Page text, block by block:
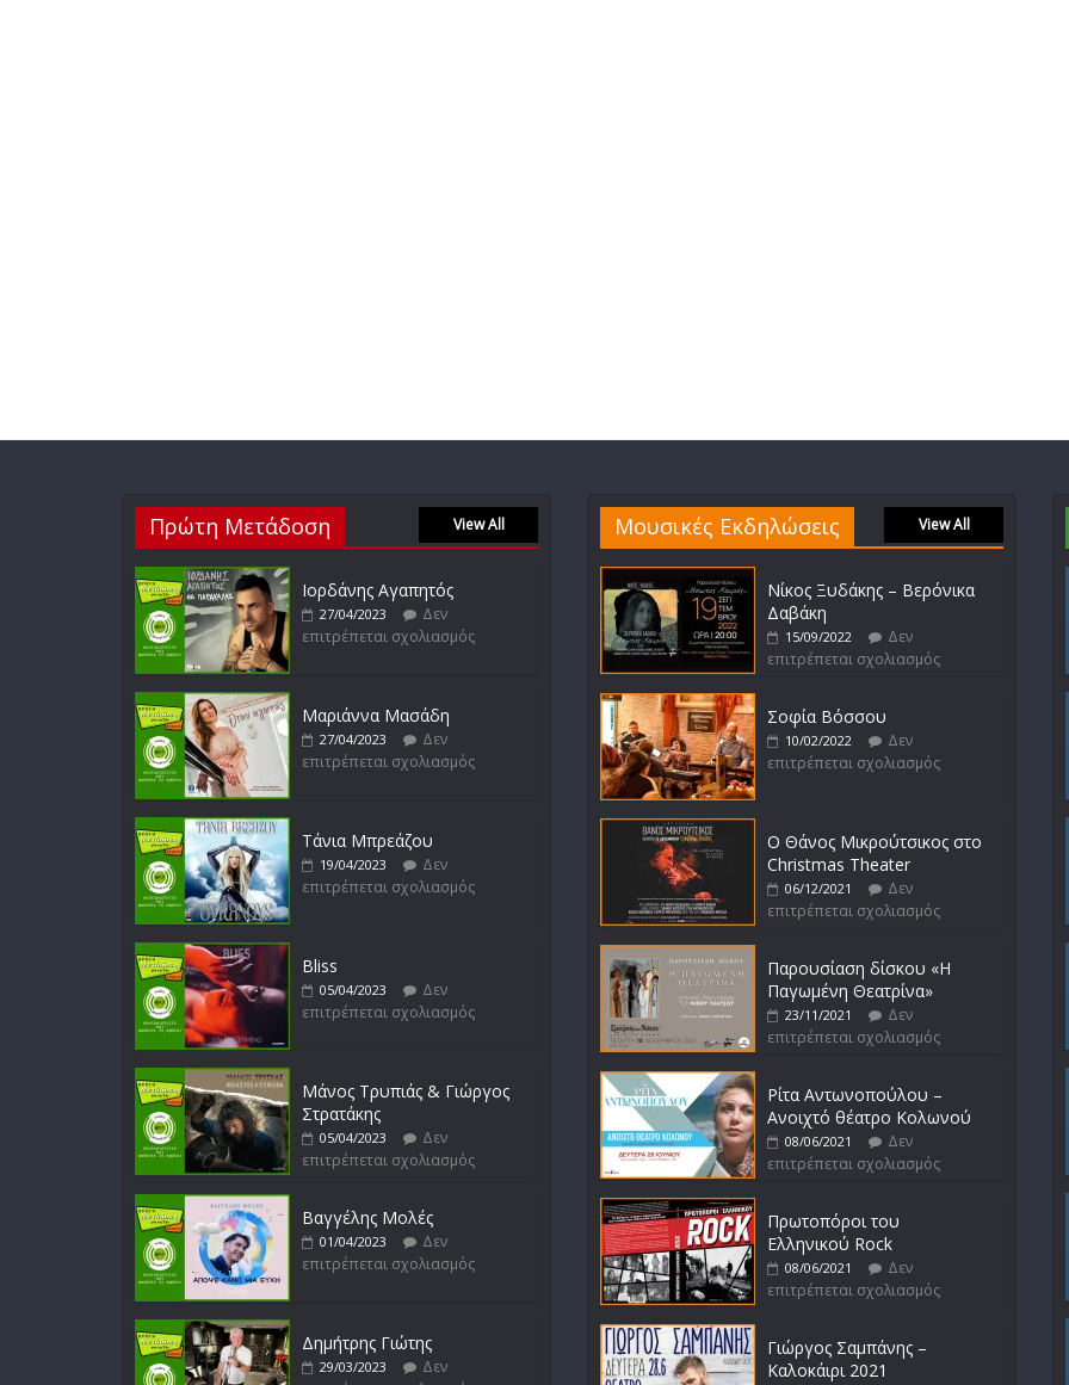
Πρώτη Μετάδοση View All
Ιορδάνης Αγαπητός
27/04/2023
Δεν
επιτρέπεται σχολιασμός
Μαριάννα Μασάδη
27/04/2023
Δεν
επιτρέπεται σχολιασμός
Τάνια Μπρεάζου
19/04/2023
Δεν
επιτρέπεται σχολιασμός
Bliss
05/04/2023
Δεν
επιτρέπεται σχολιασμός
Μάνος Τρυπιάς & Γιώργος
Στρατάκης
05/04/2023
Δεν
επιτρέπεται σχολιασμός
Βαγγέλης Μολές
01/04/2023
Δεν
επιτρέπεται σχολιασμός
Δημήτρης Γιώτης
29/03/2023
Δεν
Μουσικές Εκδηλώσεις View All
Νίκος Ξυδάκης – Βερόνικα
Δαβάκη
15/09/2022
Δεν
επιτρέπεται σχολιασμός
Σοφία Βόσσου
10/02/2022
Δεν
επιτρέπεται σχολιασμός
Ο Θάνος Μικρούτσικος στο
Christmas Theater
06/12/2021
Δεν
επιτρέπεται σχολιασμός
Παρουσίαση δίσκου «Η
Παγωμένη Θεατρίνα»
23/11/2021
Δεν
επιτρέπεται σχολιασμός
Ρίτα Αντωνοπούλου –
Ανοιχτό θέατρο Κολωνού
08/06/2021
Δεν
επιτρέπεται σχολιασμός
Πρωτοπόροι του
Ελληνικού Rock
08/06/2021
Δεν
επιτρέπεται σχολιασμός
Γιώργος Σαμπάνης –
Καλοκάιρι 2021